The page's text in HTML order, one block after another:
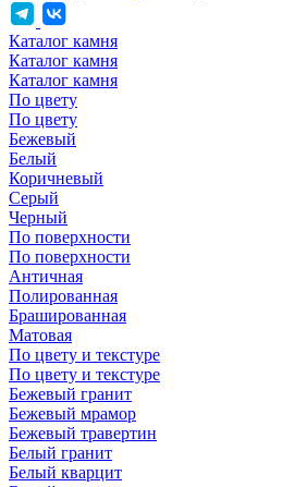
Каталог камня
Каталог камня
Каталог камня
По цвету
По цвету
Бежевый
Белый
Коричневый
Серый
Черный
По поверхности
По поверхности
Античная
Полированная
Брашированная
Матовая
По цвету и текстуре
По цвету и текстуре
Бежевый гранит
Бежевый мрамор
Бежевый травертин
Белый гранит
Белый кварцит